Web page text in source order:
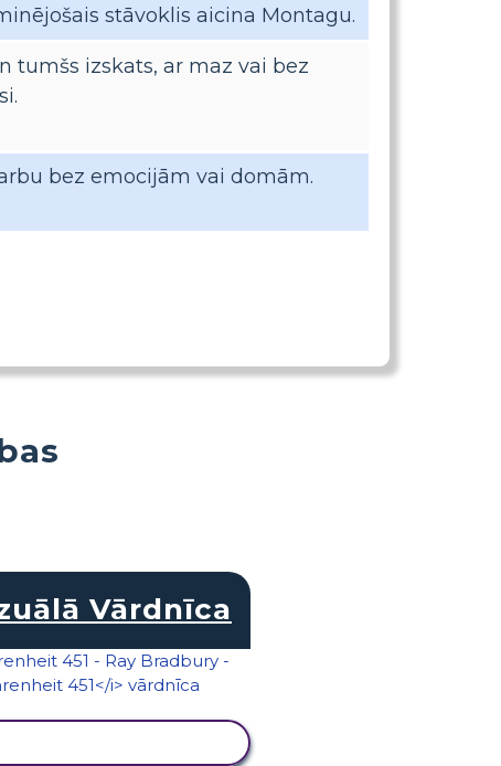
stāvoklis aicina Montagu.
tumšs izskats, ar maz vai bez
bez emocijām vai domām.
Vārdnīca